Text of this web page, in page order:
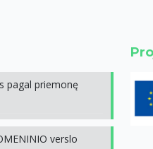
pagal priemonę
verslo